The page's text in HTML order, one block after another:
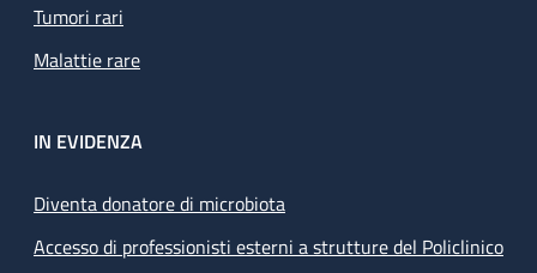
Tumori rari
Malattie rare
IN EVIDENZA
Diventa donatore di microbiota
Accesso di professionisti esterni a strutture del Policlinico